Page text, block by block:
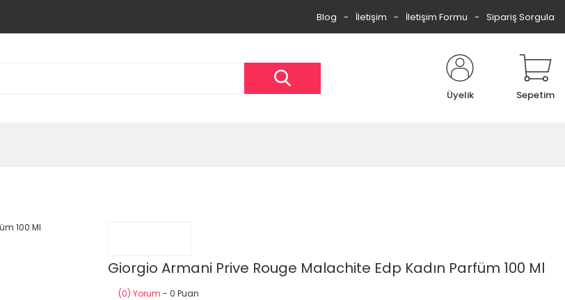
Blog İletişim İletişim Formu Sipariş Sorgula
Üyelik Sepetim
Giorgio Armani Prive Rouge Malachite Edp Kadın Parfüm 100 Ml
(0) Yorum - 0 Puan